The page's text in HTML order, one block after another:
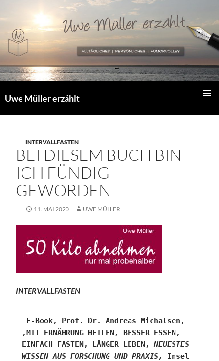
Inhalt
springen
Uwe Müller erzählt
MENÜ
INTERVALLFASTEN
BEI DIESEM BUCH BIN
ICH FÜNDIG
GEWORDEN
11. MAI 2020 UWE MÜLLER
INTERVALLFASTEN
E-Book, Prof. Dr. Andreas Michalsen,
‚MIT ERNÄHRUNG HEILEN, BESSER ESSEN,
EINFACH FASTEN, LÄNGER LEBEN, NEUESTES
WISSEN AUS FORSCHUNG UND PRAXIS, Insel